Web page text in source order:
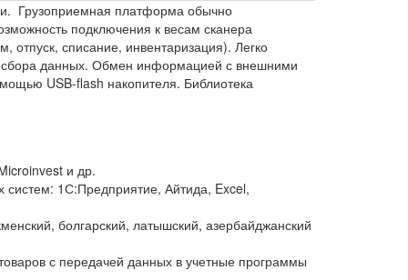
Грузоприемная платформа обычно
подключения к весам сканера
отпуск, списание, инвентаризация). Легко
сбора данных. Обмен информацией с внешними
USB-flash накопителя. Библиотека
и др.
систем: 1С:Предприятие, Айтида, Excel,
болгарский, латышский, азербайджанский
с передачей данных в учетные программы